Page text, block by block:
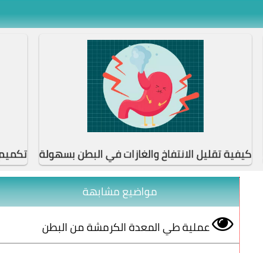
كيفية تقليل الانتفاخ والغازات في البطن بسهولة
مواضيع مشابهة
عملية طي المعدة الكرمشة من البطن